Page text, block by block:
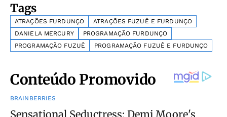
Tags
ATRAÇÕES FURDUNÇO
ATRAÇÕES FUZUÊ E FURDUNÇO
DANIELA MERCURY
PROGRAMAÇÃO FURDUNÇO
PROGRAMAÇÃO FUZUÊ
PROGRAMAÇÃO FUZUÊ E FURDUNÇO